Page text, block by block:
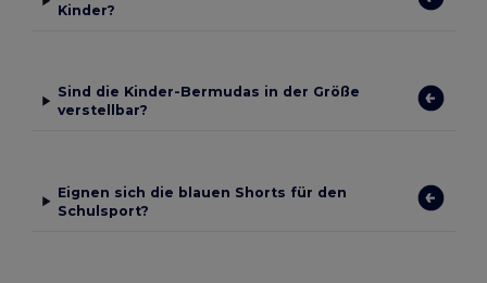
Kinder?
Sind die Kinder-Bermudas in der Größe
verstellbar?
Eignen sich die blauen Shorts für den
Schulsport?